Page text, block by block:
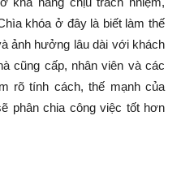
khóa ở đây là biết làm thế
ảnh hưởng lâu dài với khách
cũng cấp, nhân viên và các
rõ tính cách, thế mạnh của
phân chia công việc tốt hơn